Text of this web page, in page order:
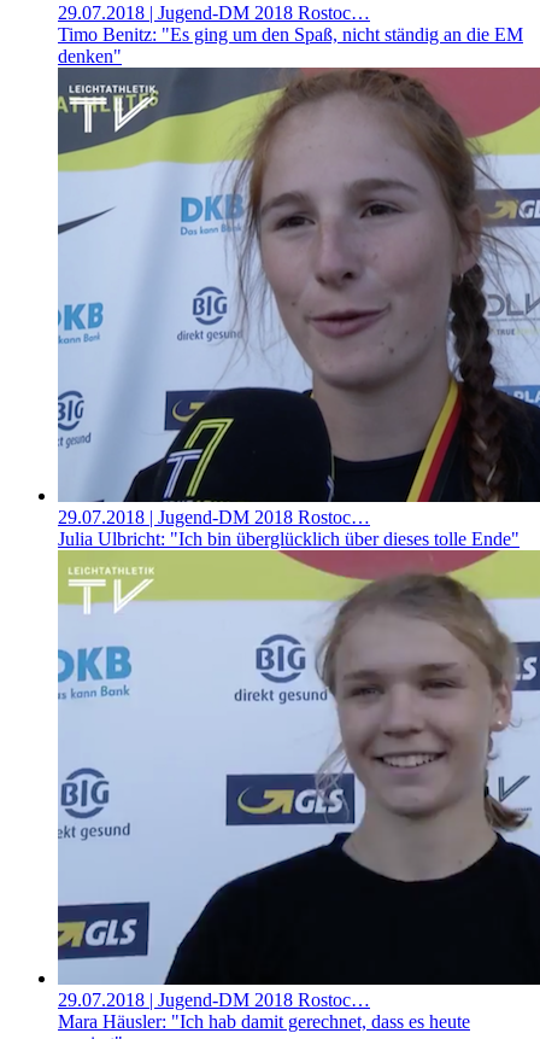
29.07.2018 | Jugend-DM 2018 Rostoc…
Timo Benitz: "Es ging um den Spaß, nicht ständig an die EM
denken"
29.07.2018 | Jugend-DM 2018 Rostoc…
Julia Ulbricht: "Ich bin überglücklich über dieses tolle Ende"
29.07.2018 | Jugend-DM 2018 Rostoc…
Mara Häusler: "Ich hab damit gerechnet, dass es heute